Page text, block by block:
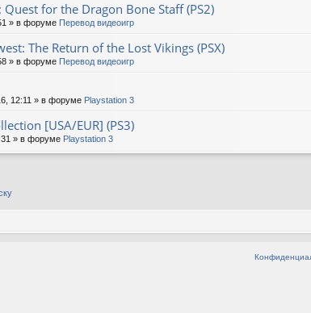
for the Dragon Bone Staff (PS2)
» в форуме Перевод видеоигр
The Return of the Lost Vikings (PSX)
» в форуме Перевод видеоигр
12:11 » в форуме Playstation 3
[USA/EUR] (PS3)
» в форуме Playstation 3